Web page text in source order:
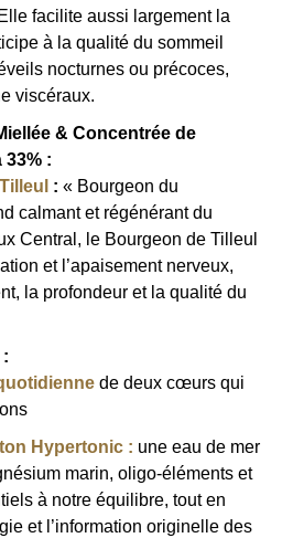
facilite aussi largement la
à la qualité du sommeil
nocturnes ou précoces,
viscéraux.
& Concentrée de
33% :
: « Bourgeon du
calmant et régénérant du
Central, le Bourgeon de Tilleul
et l’apaisement nerveux,
la profondeur et la qualité du
de deux cœurs qui
Hypertonic : une eau de mer
marin, oligo-éléments et
à notre équilibre, tout en
et l’information originelle des